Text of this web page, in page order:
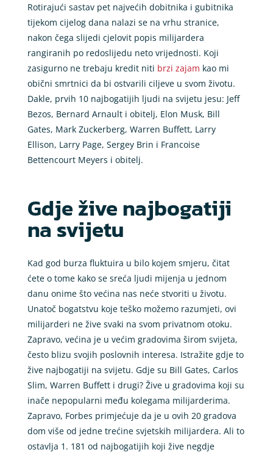
Rotirajući sastav pet najvećih dobitnika i gubitnika
tijekom cijelog dana nalazi se na vrhu stranice,
nakon čega slijedi cjelovit popis milijardera
rangiranih po redoslijedu neto vrijednosti. Koji
zasigurno ne trebaju kredit niti brzi zajam kao mi
obični smrtnici da bi ostvarili ciljeve u svom životu.
Dakle, prvih 10 najbogatijih ljudi na svijetu jesu: Jeff
Bezos, Bernard Arnault i obitelj, Elon Musk, Bill
Gates, Mark Zuckerberg, Warren Buffett, Larry
Ellison, Larry Page, Sergey Brin i Francoise
Bettencourt Meyers i obitelj.
Gdje žive najbogatiji
na svijetu
Kad god burza fluktuira u bilo kojem smjeru, čitat
ćete o tome kako se sreća ljudi mijenja u jednom
danu onime što većina nas neće stvoriti u životu.
Unatoč bogatstvu koje teško možemo razumjeti, ovi
milijarderi ne žive svaki na svom privatnom otoku.
Zapravo, većina je u većim gradovima širom svijeta,
često blizu svojih poslovnih interesa. Istražite gdje to
žive najbogatiji na svijetu. Gdje su Bill Gates, Carlos
Slim, Warren Buffett i drugi? Žive u gradovima koji su
inače nepopularni među kolegama milijarderima.
Zapravo, Forbes primjećuje da je u ovih 20 gradova
dom više od jedne trećine svjetskih milijardera. Ali to
ostavlja 1. 181 od najbogatijih koji žive negdje